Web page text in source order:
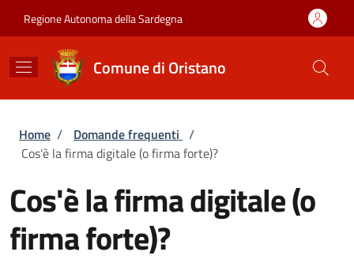
Regione Autonoma della Sardegna
Comune di Oristano
Briciole di pane
Home / Domande frequenti /
Cos'è la firma digitale (o firma forte)?
Cos'è la firma digitale (o
firma forte)?